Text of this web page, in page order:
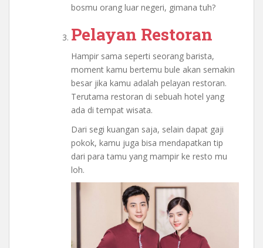
bosmu orang luar negeri, gimana tuh?
Pelayan Restoran
Hampir sama seperti seorang barista,
moment kamu bertemu bule akan semakin
besar jika kamu adalah pelayan restoran.
Terutama restoran di sebuah hotel yang
ada di tempat wisata.
Dari segi kuangan saja, selain dapat gaji
pokok, kamu juga bisa mendapatkan tip
dari para tamu yang mampir ke resto mu
loh.